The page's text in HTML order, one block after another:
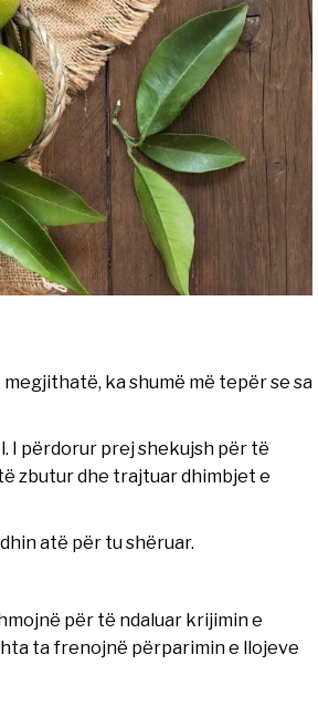
ka shumë më tepër se sa
I përdorur prej shekujsh për të
zbutur dhe trajtuar dhimbjet e
atë për tu shëruar.
për të ndaluar krijimin e
ta frenojnë përparimin e llojeve